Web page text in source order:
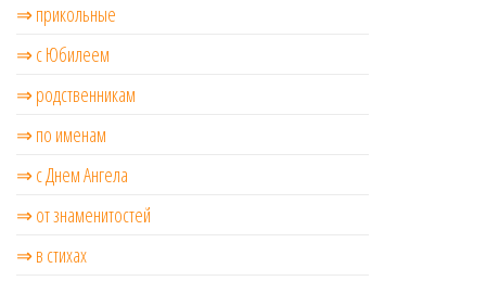
⇒ прикольные
⇒ с Юбилеем
⇒ родственникам
⇒ по именам
⇒ с Днем Ангела
⇒ от знаменитостей
⇒ в стихах